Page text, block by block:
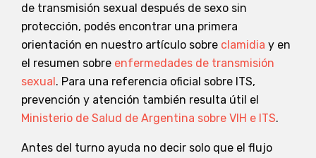
de transmisión sexual después de sexo sin
protección, podés encontrar una primera
orientación en nuestro artículo sobre clamidia y en
el resumen sobre enfermedades de transmisión
sexual. Para una referencia oficial sobre ITS,
prevención y atención también resulta útil el
Ministerio de Salud de Argentina sobre VIH e ITS.
Antes del turno ayuda no decir solo que el flujo